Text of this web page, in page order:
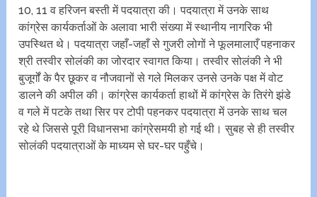
10, 11 व हरिजन बस्ती में पदयात्रा की। पदयात्रा में उनके साथ
कांग्रेस कार्यकर्ताओं के अलावा भारी संख्या में स्थानीय नागरिक भी
उपस्थित थे। पदयात्रा जहाँ-जहाँ से गुजरी लोगों ने फूलमालाएँ पहनाकर
श्री तस्वीर सोलंकी का जोरदार स्वागत किया। तस्वीर सोलंकी ने भी
बुजूर्गों के पैर छूकर व नौजवानों से गले मिलकर उनसे उनके पक्ष में वोट
डालने की अपील की। कांग्रेस कार्यकर्ता हाथों में कांग्रेस के तिरंगे झंडे
व गले में पटके तथा सिर पर टोपी पहनकर पदयात्रा में उनके साथ चल
रहे थे जिससे पूरी विधानसभा कांग्रेसमयी हो गई थी। सुबह से ही तस्वीर
सोलंकी पदयात्राओं के माध्यम से घर-घर पहुँचे।